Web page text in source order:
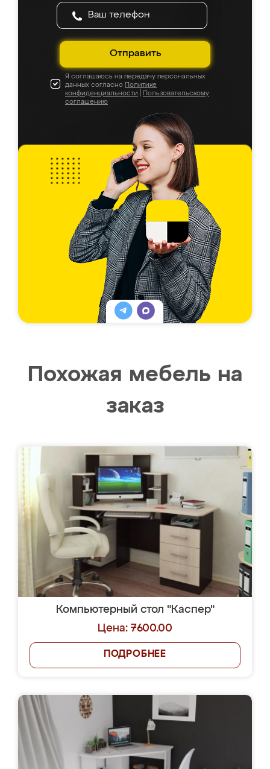
Отправить
Я соглашаюсь на передачу персональных
данных согласно Политике
конфиденциальности
Пользовательскому
соглашению
Похожая мебель на
заказ
Компьютерный стол "Каспер"
Цена: 7600.00
ПОДРОБНЕЕ